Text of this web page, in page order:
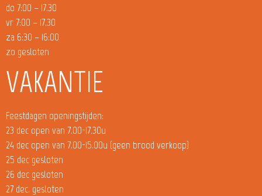
do 7:00 – 17.30
vr 7:00 – 17.30
za 6:30 – 16:00
zo gesloten
VAKANTIE
Feestdagen openingstijden:
23 dec open van 7.00-17.30u
24 dec open van 7.00-15.00u (geen brood verkoop)
25 dec gesloten
26 dec gesloten
27 dec. gesloten